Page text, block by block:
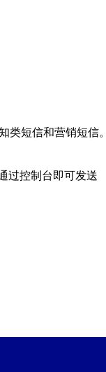
类短信和营销短信
过控制台即可发送